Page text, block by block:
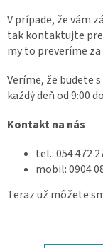
V prípade, že vám
tak kontaktujte
my to preveríme za
Veríme, že budete
každý deň od 9:00
Kontakt na nás
tel.: 054 472
mobil: 0904
Teraz už môžete